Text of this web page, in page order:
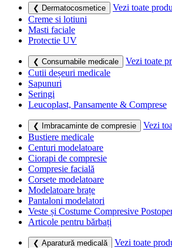
❮ Dermatocosmetice
Vezi toate
Creme si lotiuni
Masti faciale
Protectie UV
❮ Consumabile medicale
Vezi toate
Cutii deșeuri medicale
Sapunuri
Seringi
Leucoplast, Pansamente & Comprese
❮ Imbracaminte de compresie
Vezi
Bustiere medicale
Centuri modelatoare
Ciorapi de compresie
Compresie facială
Corsete modelatoare
Modelatoare brațe
Pantaloni modelatori
Veste și Costume Compresive
Articole pentru bărbați
❮ Aparatură medicală
Vezi toate